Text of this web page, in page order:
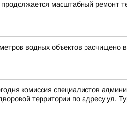
масштабный ремонт
водных объектов расчищено
комиссия специалистов
территории по адресу ул.